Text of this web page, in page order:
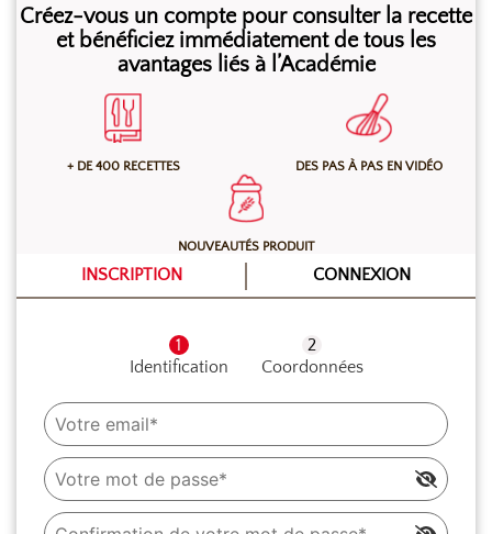
manié. Aplatir la pâte, la couvrir puis la laisser reposer
au réfrigérateur minimum 2 heures.
Créez-vous un compte pour consulter la recette
et bénéficiez immédiatement de tous les
avantages liés à l’Académie
+ DE 400 RECETTES DES PAS À PAS EN VIDÉO
NOUVEAUTÉS PRODUIT
INSCRIPTION CONNEXION
Identification Coordonnées